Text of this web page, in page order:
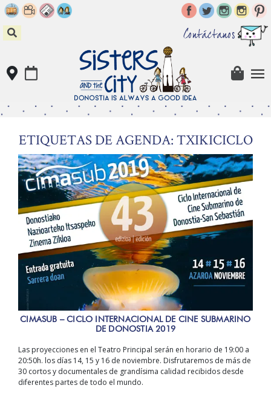
Skip
to
content
Contáctanos
ETIQUETAS DE AGENDA: TXIKICICLO
CIMASUB – CICLO INTERNACIONAL DE CINE SUBMARINO
DE DONOSTIA 2019
Las proyecciones en el Teatro Principal serán en horario de 19:00 a
20:50h. los días 14, 15 y 16 de noviembre. Disfrutaremos de más de
30 cortos y documentales de grandísima calidad recibidos desde
diferentes partes de todo el mundo.